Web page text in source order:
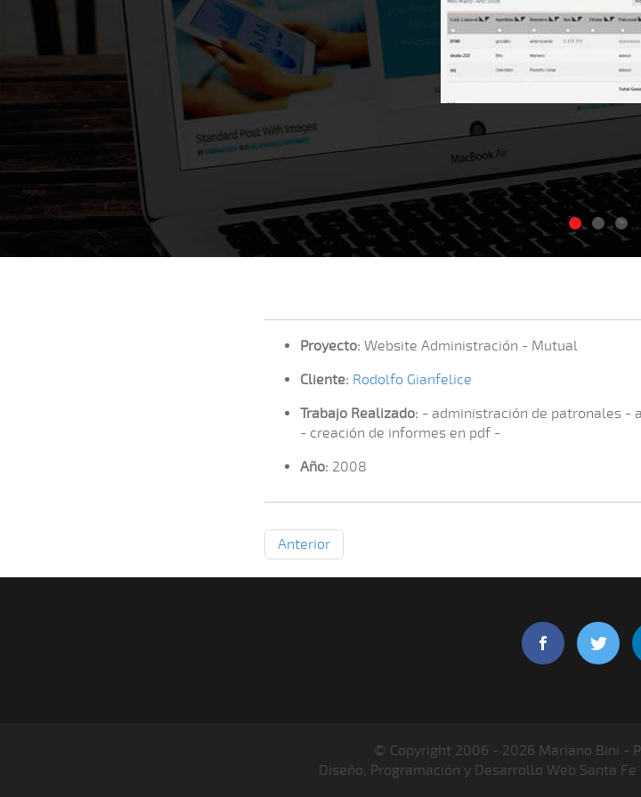
Proyecto: Website Administración - Mutual
Cliente: Rodolfo Gianfelice
Trabajo Realizado: - administración de patronales -
- creación de informes en pdf -
Año: 2008
Anterior
© Copyright 2006 - 2026 Mariano Bini -
Diseño, Programación y Desarrollo Web Santa